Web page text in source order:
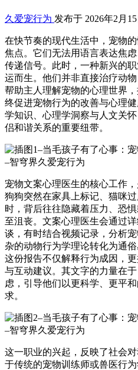
久爱宠行为 发布于 2026年2月15
在快节奏的现代生活中，宠物
焦点。它们无法用语言表达焦
传递信号。此时，一种新兴的
运而生。他们并非直接治疗动
帮助主人理解宠物的心理世界
终促进宠物行为的改善与心理
学知识、心理学洞察与人文关
侣和谐关系的重要纽带。
宠物文案心理医生的核心工作
狗狗突然在家具上标记、猫咪
时，背后往往隐藏着压力、恐
至沮丧。文案心理医生会通过
谈，有时结合视频记录，分析
杂的动物行为学理论转化为通
这份报告不仅解释行为成因，
与互动建议。其文字的力量在
虑，引导他们以更科学、更平
求。
这一职业的兴起，反映了社会
于传统的宠物训练师或兽医行